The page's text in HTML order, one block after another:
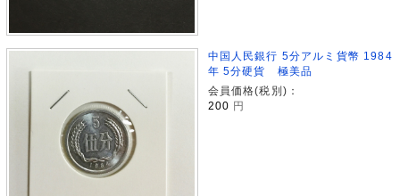
中国人民銀行 5分アルミ貨幣 1984
年 5分硬貨 極美品
会員価格(税別)：
200 円